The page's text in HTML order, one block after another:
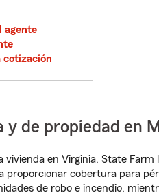
agente
cotización
y de propiedad en
vivienda en Virginia, State
proporcionar cobertura para
de robo e incendio,